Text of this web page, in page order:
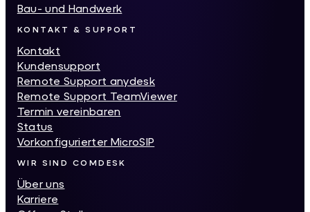
Bau- und Handwerk
KONTAKT & SUPPORT
Kontakt
Kundensupport
Remote Support anydesk
Remote Support TeamViewer
Termin vereinbaren
Status
Vorkonfigurierter MicroSIP
WIR SIND COMDESK
Über uns
Karriere